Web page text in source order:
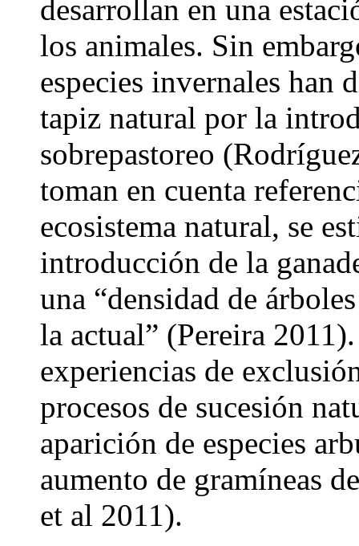
desarrollan en una
los animales. Sin
especies invernales han
tapiz natural por la
sobrepastoreo
toman en cuenta
ecosistema natural, se
introducción de la
una “densidad de
la actual” (Pereira
experiencias de
procesos de sucesión
aparición de especies
aumento de gramíneas
et al 2011).